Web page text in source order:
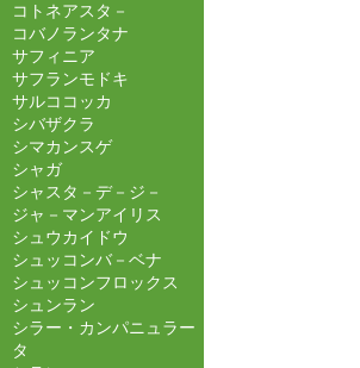
コトネアスタ－
コバノランタナ
サフィニア
サフランモドキ
サルココッカ
シバザクラ
シマカンスゲ
シャガ
シャスタ－デ－ジ－
ジャ－マンアイリス
シュウカイドウ
シュッコンバ－ベナ
シュッコンフロックス
シュンラン
シラー・カンパニュラー
タ